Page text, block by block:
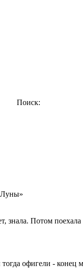
Поиск:
Луны»
знала. Потом поехала
офигели - конец